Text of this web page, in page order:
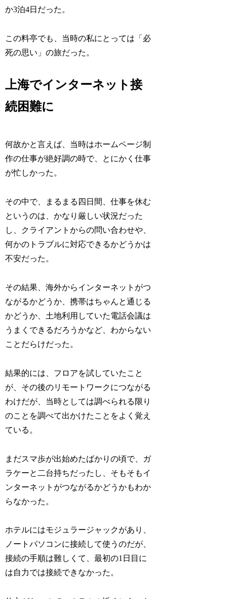
か3泊4日だった。
この料亭でも、当時の私にとっては「必
死の思い」の旅だった。
上海でインターネット接
続困難に
何故かと言えば、当時はホームページ制
作の仕事が絶好調の時で、とにかく仕事
が忙しかった。
その中で、まるまる四日間、仕事を休む
というのは、かなり厳しい状況だった
し、クライアントからの問い合わせや、
何かのトラブルに対応できるかどうかは
不安だった。
その結果、海外からインターネットがつ
ながるかどうか、携帯はちゃんと通じる
かどうか、土地利用していた電話会議は
うまくできるだろうかなど、わからない
ことだらけだった。
結果的には、フロアを試していたこと
が、その後のリモートワークにつながる
わけだが、当時としては調べられる限り
のことを調べて出かけたことをよく覚え
ている。
まだスマ歩が出始めたばかりの頃で、ガ
ラケーと二台持ちだったし、そもそもイ
ンターネットがつながるかどうかもわか
らなかった。
ホテルにはモジュラージャックがあり、
ノートパソコンに接続して使うのだが、
接続の手順は難しくて、最初の1日目に
は自力では接続できなかった。